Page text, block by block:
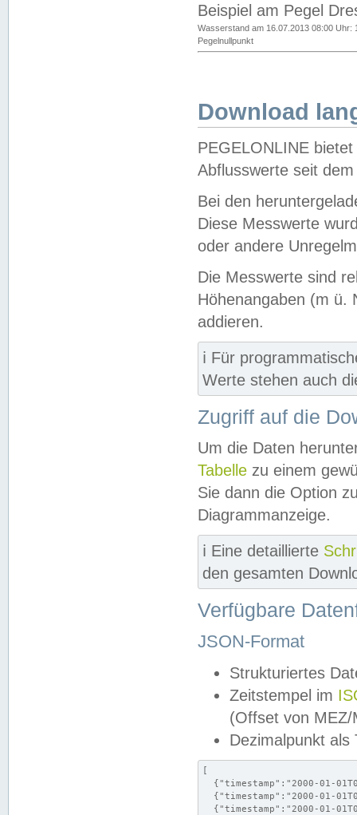
Beispiel am Pegel
Wasserstand am 16.07.2013 08:00 Uhr:
Pegelnullpunkt
Download
PEGELONLINE
Abflusswerte seit
Bei den
Diese Messwerte
oder andere
Die Messwerte sind
Höhenangaben (m ü.
addieren.
ℹ️ Für
Werte stehen auch
Zugriff auf die
Um die Daten
Tabelle zu einem
Sie dann die Option
Diagrammanzeige.
ℹ️ Eine detaillierte
den gesamten
Verfügbare
JSON-Format
Strukturiertes
Zeitstempel im
(Offset von MEZ/
Dezimalpunkt als
[
{"timestamp":"2000-01-
{"timestamp":"2000-01-
{"timestamp":"2000-01-